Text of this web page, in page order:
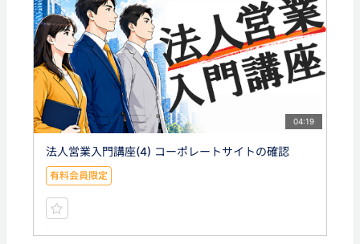
04:19
法人営業入門講座(4) コーポレートサイトの確認
有料会員限定